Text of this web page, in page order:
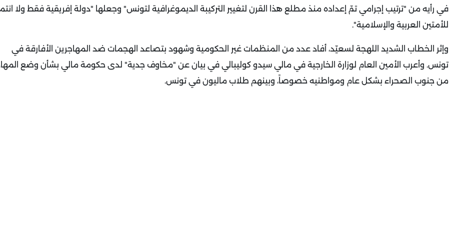
في رأيه من "ترتيب إجرامي تمّ إعداده منذ مطلع هذا القرن لتغيير التركيبة الديموغرافية لتونس" وجعلها "دولة إفريقية فقط ولا
للأمتين العربية والإسلامية".
وإثر الخطاب الشديد اللهجة لسعيّد، أفاد عدد من المنظمات غير الحكومية وشهود بتصاعد الهجمات ضد المهاجرين الأفارقة في
تونس. وأعرب الأمين العام لوزارة الخارجية في مالي سيدو كوليبالي في بيان عن "مخاوف جدية" لدى حكومة مالي بشأن وضع
من جنوب الصحراء بشكل عام ومواطنيه خصوصاً، وبينهم طلاب ماليون في تونس.